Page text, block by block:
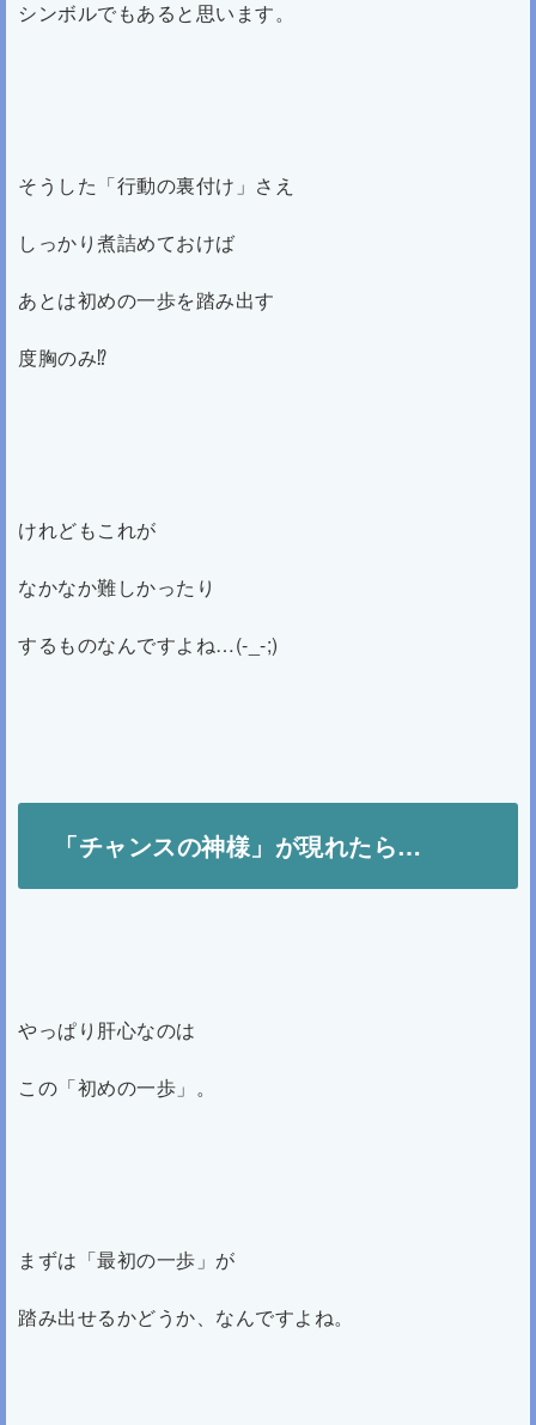
シンボルでもあると思います。
そうした「行動の裏付け」さえ
しっかり煮詰めておけば
あとは初めの一歩を踏み出す
度胸のみ⁉
けれどもこれが
なかなか難しかったり
するものなんですよね…(-_-;)
「チャンスの神様」が現れたら…
やっぱり肝心なのは
この「初めの一歩」。
まずは「最初の一歩」が
踏み出せるかどうか、なんですよね。